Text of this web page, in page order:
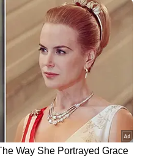
ഏഷ്യാനെറ്റ്
Malayalam News
ആഴത്തിലുള്ള
റിപ്പോർട്ടിംഗും —
ഏത് സമയത്തും,
വാർത്തകൾ
Malayalam